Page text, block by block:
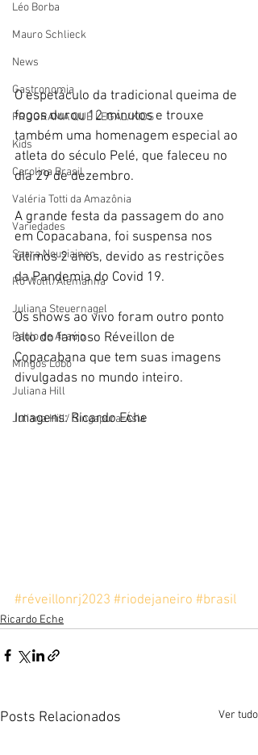
Léo Borba
Mauro Schlieck
News
Gastronomia
PROGRAMA QUE LEGAL/KIDS
Kids
Carolina Brasil
Valéria Totti da Amazônia
Variedades
Saara Nousiainen
Rô Wolfl/Alemanha
Juliana Steuernagel
Paulo de Araújo
Mingos Lobo
Juliana Hill
Juliana Hill/ Singapura-Ásia
O espetáculo da tradicional queima de
fogos durou 12 minutos e trouxe
também uma homenagem especial ao
atleta do século Pelé, que faleceu no
dia 29 de dezembro.
A grande festa da passagem do ano
em Copacabana, foi suspensa nos
últimos 2 anos, devido as restrições
da Pandemia do Covid 19.
Os shows ao vivo foram outro ponto
alto do famoso Réveillon de
Copacabana que tem suas imagens
divulgadas no mundo inteiro.
Imagens: Ricardo Eche
#réveillonrj2023 #riodejaneiro #brasil
Ricardo Eche
Posts Relacionados Ver tudo